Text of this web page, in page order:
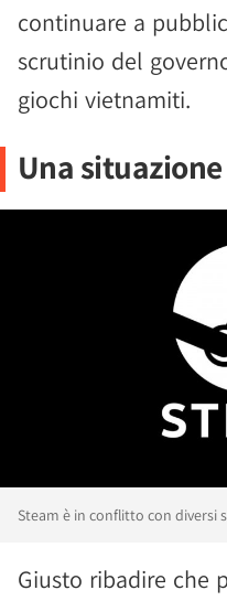
continuare a
scrutinio del
giochi vietnamiti.
Una
Steam è in conflitto con diversi
Giusto ribadire che